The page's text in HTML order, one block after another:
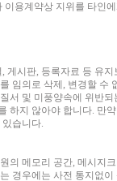
용계약상 지위를 타인
시판, 등록자료 등 유
임의로 삭제, 변경할 수
서 및 미풍양속에 위반
하지 않아야 합니다. 만
있습니다.
의 메모리 공간, 메시지
경우에는 사전 통지없